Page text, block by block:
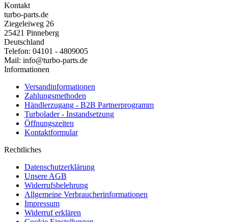
Kontakt
turbo-parts.de
Ziegeleiweg 26
25421 Pinneberg
Deutschland
Telefon: 04101 - 4809005
Mail: info@turbo-parts.de
Informationen
Versandinformationen
Zahlungsmethoden
Händlerzugang - B2B Partnerprogramm
Turbolader - Instandsetzung
Öffnungszeiten
Kontaktformular
Rechtliches
Datenschutzerklärung
Unsere AGB
Widerrufsbelehrung
Allgemeine Verbraucherinformationen
Impressum
Widerruf erklären